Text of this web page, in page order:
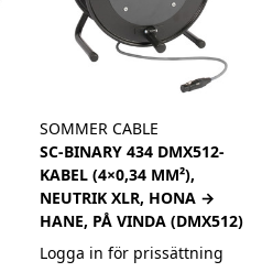
SOMMER CABLE
SC-BINARY 434 DMX512-
KABEL (4×0,34 MM²),
NEUTRIK XLR, HONA →
HANE, PÅ VINDA (DMX512)
Logga in för prissättning